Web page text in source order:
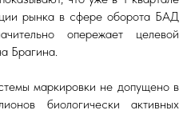
рынка в сфере оборота БАД
опережает целевой
Брагина.
маркировки не допущено в
биологически активных